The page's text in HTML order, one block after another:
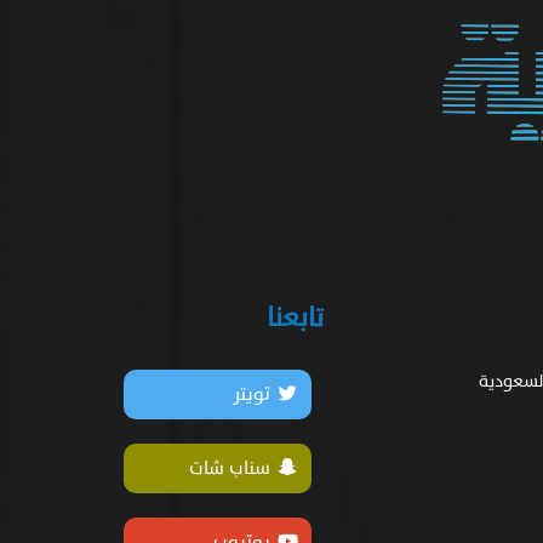
تابعنا
تويتر
سناب شات